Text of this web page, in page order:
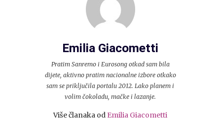
Emilia Giacometti
Pratim Sanremo i Eurosong otkad sam bila
dijete, aktivno pratim nacionalne izbore otkako
sam se priključila portalu 2012. Lako planem i
volim čokoladu, mačke i lazanje.
Više članaka od Emilia Giacometti